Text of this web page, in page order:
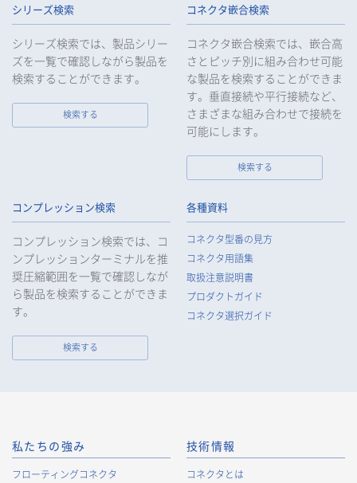
シリーズ検索
シリーズ検索では、製品シリー
ズを一覧で確認しながら製品を
検索することができます。
検索する
コネクタ嵌合検索
コネクタ嵌合検索では、嵌合高
さとピッチ別に組み合わせ可能
な製品を検索することができま
す。垂直接続や平行接続など、
さまざまな組み合わせで接続を
可能にします。
検索する
コンプレッション検索
コンプレッション検索では、コ
ンプレッションターミナルを推
奨圧縮範囲を一覧で確認しなが
ら製品を検索することができま
す。
検索する
各種資料
コネクタ型番の見方
コネクタ用語集
取扱注意説明書
プロダクトガイド
コネクタ選択ガイド
私たちの強み
フローティングコネクタ
技術情報
コネクタとは